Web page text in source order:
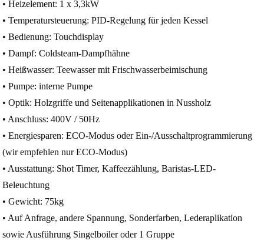
• Heizelement: 1 x 3,3kW
• Temperatursteuerung: PID-Regelung für jeden Kessel
• Bedienung: Touchdisplay
• Dampf: Coldsteam-Dampfhähne
• Heißwasser: Teewasser mit Frischwasserbeimischung
• Pumpe: interne Pumpe
• Optik: Holzgriffe und Seitenapplikationen in Nussholz
• Anschluss: 400V / 50Hz
• Energiesparen: ECO-Modus oder Ein-/Ausschaltprogrammierung
(wir empfehlen nur ECO-Modus)
• Ausstattung: Shot Timer, Kaffeezählung, Baristas-LED-
Beleuchtung
• Gewicht: 75kg
• Auf Anfrage, andere Spannung, Sonderfarben, Lederaplikation
sowie Ausführung Singelboiler oder 1 Gruppe